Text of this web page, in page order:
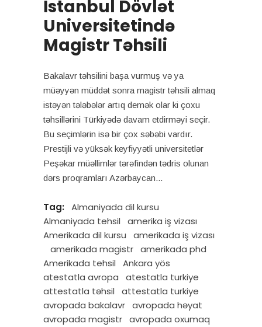
İstanbul Dövlət
Universitetində
Magistr Təhsili
Bakalavr təhsilini başa vurmuş və ya
müəyyən müddət sonra magistr təhsili almaq
istəyən tələbələr artıq demək olar ki çoxu
təhsillərini Türkiyədə davam etdirməyi seçir.
Bu seçimlərin isə bir çox səbəbi vardır.
Prestijli və yüksək keyfiyyətli universitetlər
Peşəkar müəllimlər tərəfindən tədris olunan
dərs proqramları Azərbaycan
Tag:
Almaniyada dil kursu
Almaniyada tehsil
amerika iş vizası
Amerikada dil kursu
amerikada iş vizası
amerikada magistr amerikada phd
Amerikada tehsil
Ankara yös
atestatla avropa
atestatla turkiye
attestatla təhsil
attestatla turkiye
avropada bakalavr avropada həyat
avropada magistr avropada oxumaq